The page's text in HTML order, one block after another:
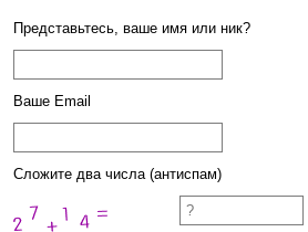
Представьтесь, ваше имя или ник?
Ваше Email
Сложите два числа (антиспам)